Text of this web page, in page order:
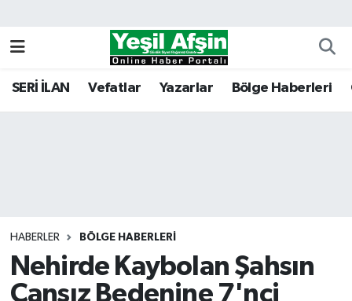
SERİ İLAN Vefatlar Yazarlar Bölge Haberleri
HABERLER BÖLGE HABERLERI
Nehirde Kaybolan Şahsın
Cansız Bedenine 7'nci
Kahramanmaraş Nöbetçi Eczaneler
Tüm Manşetler